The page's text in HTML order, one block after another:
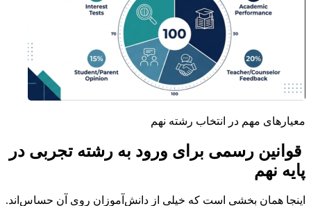
معیارهای مهم در انتخاب رشته نهم
قوانین رسمی برای ورود به رشته تجربی در
پایه نهم
اینجا همان بخشی است که خیلی از دانش‌آموزان روی آن حساس‌اند.